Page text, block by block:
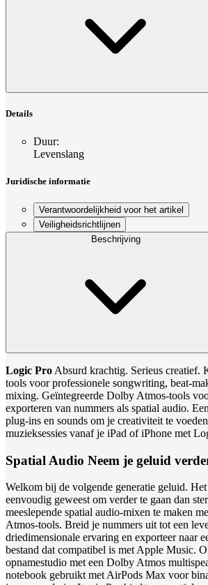
Details
Duur:
Levenslang
Juridische informatie
Verantwoordelijkheid voor het artikel
Veiligheidsrichtlijnen
Beschrijving
Logic Pro Absurd krachtig. Serieus creatief.
tools voor professionele songwriting, beat-
mixing. Geïntegreerde Dolby Atmos-tools
exporteren van nummers als spatial audio.
plug-ins en sounds om je creativiteit te
muzieksessies vanaf je iPad of iPhone met
Spatial Audio Neem je geluid
Welkom bij de volgende generatie geluid.
eenvoudig geweest om verder te gaan dan
meeslepende spatial audio-mixen te maken
Atmos-tools. Breid je nummers uit tot een
driedimensionale ervaring en exporteer naar
bestand dat compatibel is met Apple Music.
opnamestudio met een Dolby Atmos
notebook gebruikt met AirPods Max voor